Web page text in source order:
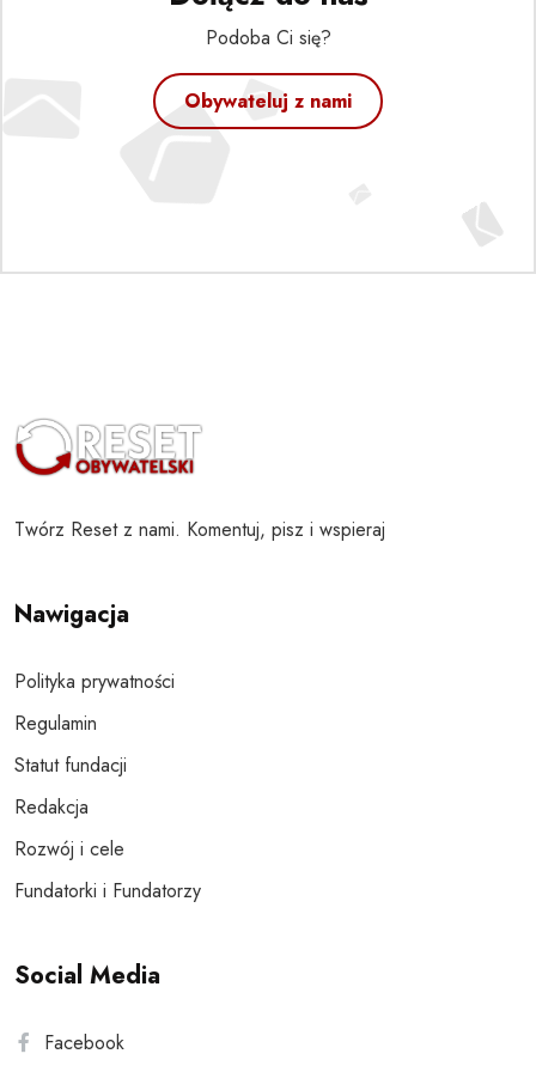
Podoba Ci się?
Obywateluj z nami
Twórz Reset z nami. Komentuj, pisz i wspieraj
Nawigacja
Polityka prywatności
Regulamin
Statut fundacji
Redakcja
Rozwój i cele
Fundatorki i Fundatorzy
Social Media
Facebook